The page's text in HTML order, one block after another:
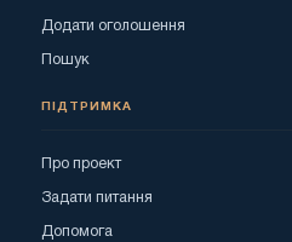
Додати оголошення
Пошук
ПІДТРИМКА
Про проект
Задати питання
Допомога